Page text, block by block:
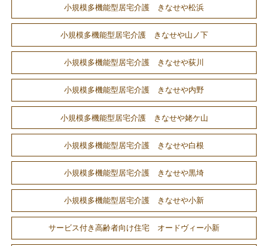
小規模多機能型居宅介護 きなせや松浜
小規模多機能型居宅介護 きなせや山ノ下
小規模多機能型居宅介護 きなせや荻川
小規模多機能型居宅介護 きなせや内野
小規模多機能型居宅介護 きなせや姥ケ山
小規模多機能型居宅介護 きなせや白根
小規模多機能型居宅介護 きなせや黒埼
小規模多機能型居宅介護 きなせや小新
サービス付き高齢者向け住宅 オードヴィー小新